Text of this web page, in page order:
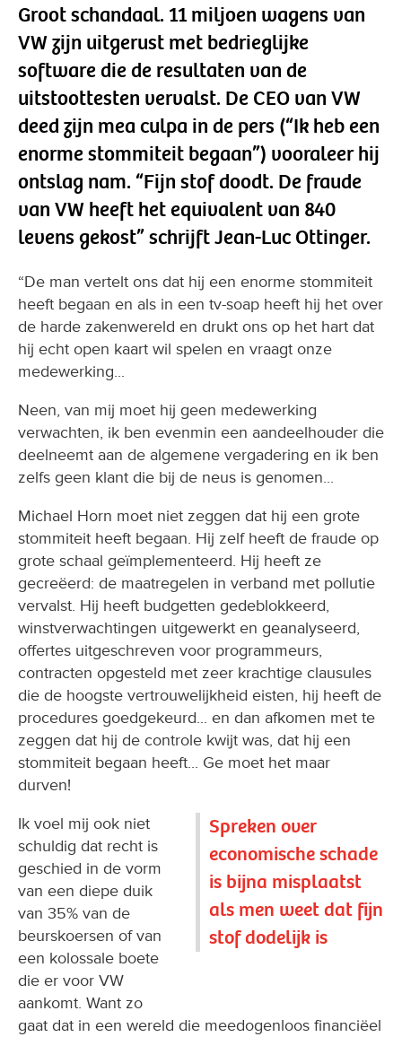
Groot schandaal. 11 miljoen wagens van
VW zijn uitgerust met bedrieglijke
software die de resultaten van de
uitstoottesten vervalst. De CEO van VW
deed zijn mea culpa in de pers (“Ik heb een
enorme stommiteit begaan”) vooraleer hij
ontslag nam. “Fijn stof doodt. De fraude
van VW heeft het equivalent van 840
levens gekost” schrijft Jean-Luc Ottinger.
“De man vertelt ons dat hij een enorme stommiteit
heeft begaan en als in een tv-soap heeft hij het over
de harde zakenwereld en drukt ons op het hart dat
hij echt open kaart wil spelen en vraagt onze
medewerking...
Neen, van mij moet hij geen medewerking
verwachten, ik ben evenmin een aandeelhouder die
deelneemt aan de algemene vergadering en ik ben
zelfs geen klant die bij de neus is genomen...
Michael Horn moet niet zeggen dat hij een grote
stommiteit heeft begaan. Hij zelf heeft de fraude op
grote schaal geïmplementeerd. Hij heeft ze
gecreëerd: de maatregelen in verband met pollutie
vervalst. Hij heeft budgetten gedeblokkeerd,
winstverwachtingen uitgewerkt en geanalyseerd,
offertes uitgeschreven voor programmeurs,
contracten opgesteld met zeer krachtige clausules
die de hoogste vertrouwelijkheid eisten, hij heeft de
procedures goedgekeurd... en dan afkomen met te
zeggen dat hij de controle kwijt was, dat hij een
stommiteit begaan heeft... Ge moet het maar
durven!
Spreken over
economische schade
is bijna misplaatst
als men weet dat fijn
stof dodelijk is
Ik voel mij ook niet
schuldig dat recht is
geschied in de vorm
van een diepe duik
van 35% van de
beurskoersen of van
een kolossale boete
die er voor VW
aankomt. Want zo
gaat dat in een wereld die meedogenloos financiëel